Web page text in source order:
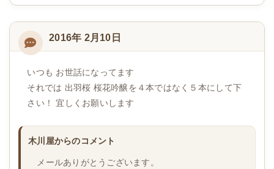
2016年 2月10日
いつも お世話になってます
それでは 出羽桜 桜花吟醸を４本ではなく５本にして下
さい！ 宜しくお願いします
木川屋からのコメント
メールありがとうございます。